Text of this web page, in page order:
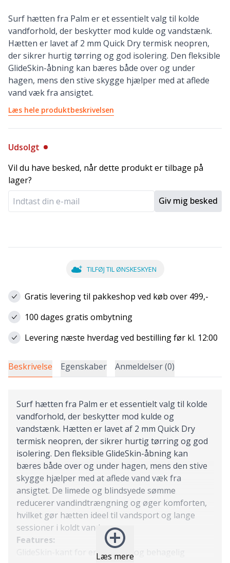
Surf hætten fra Palm er et essentielt valg til kolde
vandforhold, der beskytter mod kulde og vandstænk.
Hætten er lavet af 2 mm Quick Dry termisk neopren,
der sikrer hurtig tørring og god isolering. Den fleksible
GlideSkin-åbning kan bæres både over og under
hagen, mens den stive skygge hjælper med at aflede
vand væk fra ansigtet.
Læs hele produktbeskrivelsen
Udsolgt
Vil du have besked, når dette produkt er tilbage på
lager?
Giv mig besked
TILFØJ TIL ØNSKESKYEN
Gratis levering til pakkeshop ved køb over 499,-
100 dages gratis ombytning
Levering næste hverdag ved bestilling før kl. 12:00
Beskrivelse Egenskaber Anmeldelser (0)
Læs mere
Surf hætten fra Palm er et essentielt valg til kolde
vandforhold, der beskytter mod kulde og
vandstænk. Hætten er lavet af 2 mm Quick Dry
termisk neopren, der sikrer hurtig tørring og god
isolering. Den fleksible GlideSkin-åbning kan
bæres både over og under hagen, mens den stive
skygge hjælper med at aflede vand væk fra
ansigtet. De limede og blindsyede sømme
reducerer vandindtrængning og øger komforten,
hvilket gør hætten ideel til vandsport og lange
sessioner i koldt vand.
Features:
GlideSkin-kant for en fleksibel og behagelig